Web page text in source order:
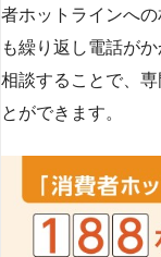
者ホットラインへ
も繰り返し電話が
相談することで、
とができます​​。